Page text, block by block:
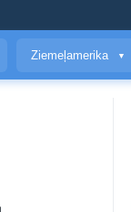
Ziemeļamerika ▼